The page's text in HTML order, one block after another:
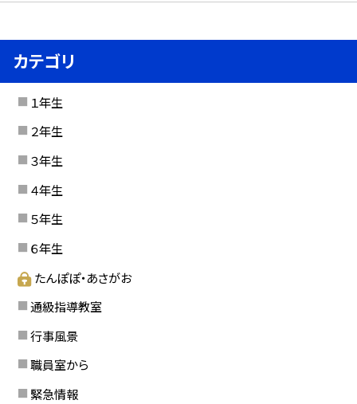
カテゴリ
１年生
２年生
３年生
４年生
５年生
６年生
たんぽぽ・あさがお
通級指導教室
行事風景
職員室から
緊急情報